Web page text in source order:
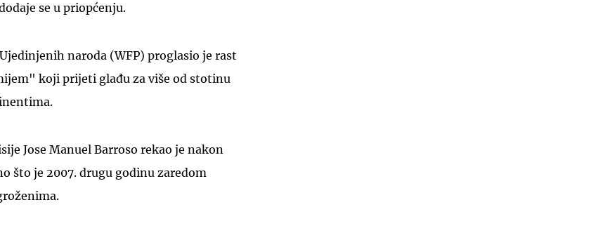
se u priopćenju.
naroda (WFP) proglasio je rast
koji prijeti glađu za više od stotinu
Jose Manuel Barroso rekao je nakon
što je 2007. drugu godinu zaredom
UKLJUČITE NOTIFIKACIJE